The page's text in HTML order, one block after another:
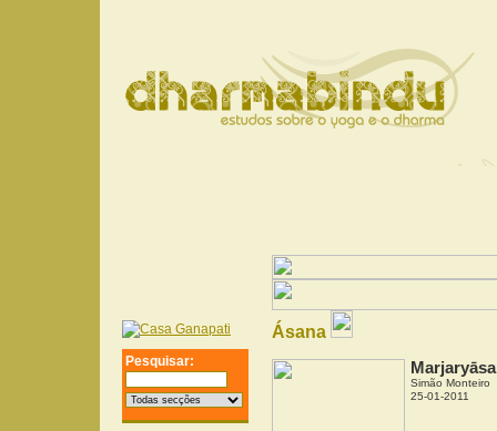
Pesquisar:
Ásana
Simão Monteiro
25-01-2011